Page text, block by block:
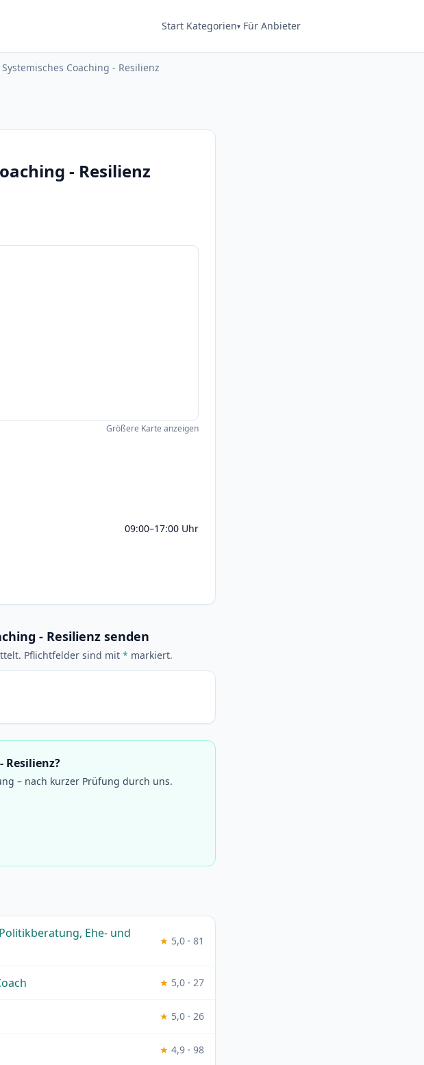
Start Kategorien Für Anbieter
Coaching - Resilienz
- Resilienz
Größere Karte anzeigen
09:00–17:00 Uhr
- Resilienz senden
Pflichtfelder sind mit * markiert.
Resilienz?
– nach kurzer Prüfung durch uns.
Ehe- und
★ 5,0 · 81
★ 5,0 · 27
★ 5,0 · 26
★ 4,9 · 98